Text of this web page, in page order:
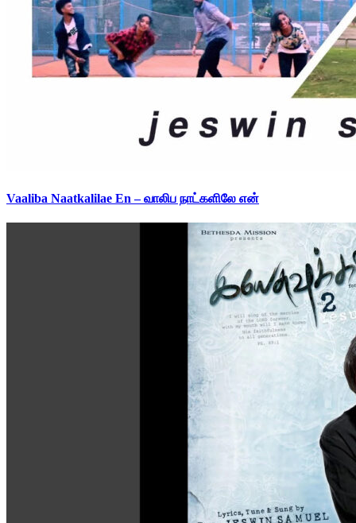
Vaaliba Naatkalilae En – வாலிப நாட்களிலே என்